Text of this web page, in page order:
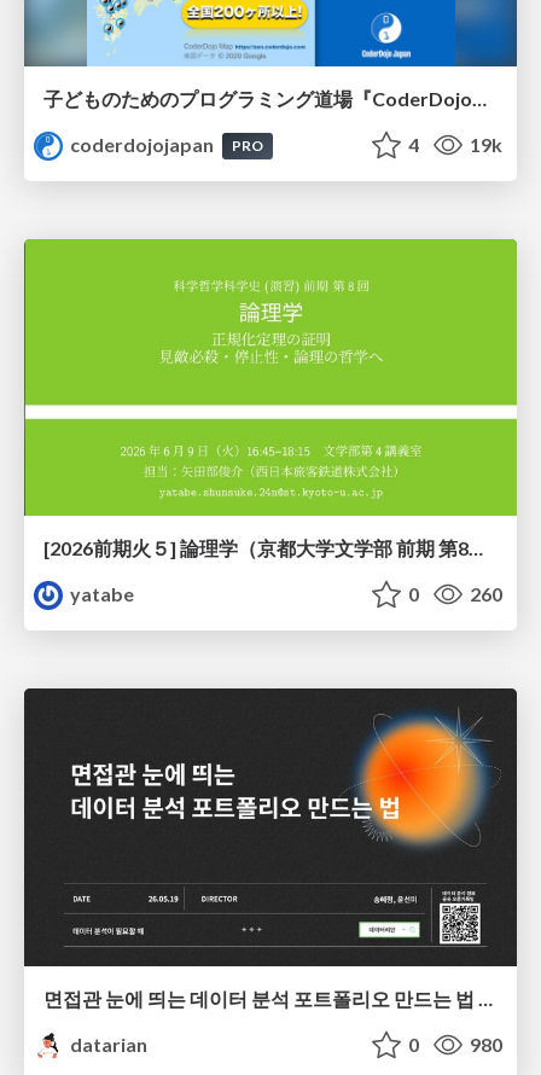
子どものためのプログラミング道場『CoderDojo』〜法人提携例〜 / Partnership with CoderDojo Japan
coderdojojapan
PRO 4 19k
[2026前期火５] 論理学（京都大学文学部 前期 第8回）「正規化定理の証明」
yatabe
0 260
datarian
0 980